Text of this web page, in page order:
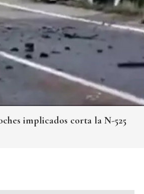
implicados corta la N-525